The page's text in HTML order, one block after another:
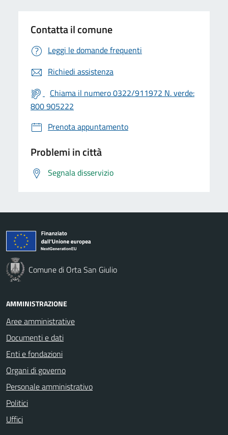
Contatta il comune
Leggi le domande frequenti
Richiedi assistenza
Chiama il numero 0322/911972 N. verde:
800 905222
Prenota appuntamento
Problemi in città
Segnala disservizio
Comune di Orta San Giulio
AMMINISTRAZIONE
Aree amministrative
Documenti e dati
Enti e fondazioni
Organi di governo
Personale amministrativo
Politici
Uffici